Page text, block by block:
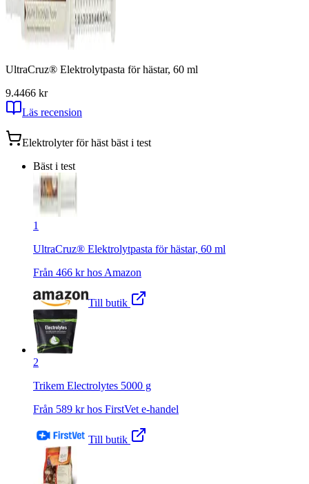
UltraCruz® Elektrolytpasta för hästar, 60 ml
9.4466 kr
Läs recension
Elektrolyter för häst bäst i test
Bäst i test
1
UltraCruz® Elektrolytpasta för hästar, 60 ml
Från 466 kr hos Amazon
Till butik
2
Trikem Electrolytes 5000 g
Från 589 kr hos FirstVet e-handel
Till butik